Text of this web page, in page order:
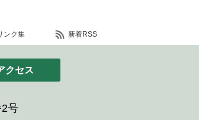
ンク集 新着RSS
クセス
号